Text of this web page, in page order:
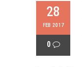
28
FEB 2017
0